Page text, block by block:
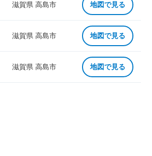
滋賀県 高島市 地図で見る
滋賀県 高島市 地図で見る
滋賀県 高島市 地図で見る